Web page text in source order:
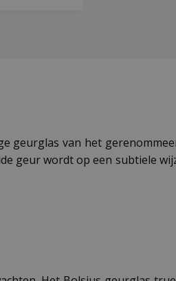
geurglas van het
geur wordt op een subtiele